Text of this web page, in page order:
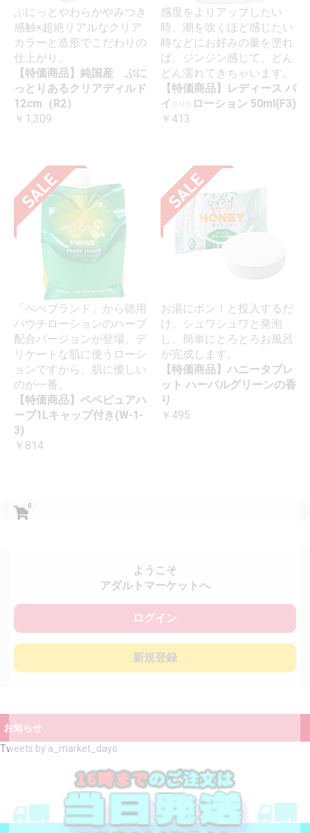
0
ようこそ
アダルトマーケットへ
ログイン
新規登録
お知らせ
Tweets by a_market_dayo
ぷにっとやわらかやみつき
感触×超絶リアルなクリア
カラーと造形でこだわりの
仕上がり。
【特価商品】純国産 ぷに
っとりあるクリアディルド
12cm（R2）
￥1,309
感度をよりアップしたい
時、潮を吹くほど感じたい
時などにお好みの量を塗れ
ば、ジンジン感じて、どん
どん濡れてきちゃいます。
【特価商品】レディース バ
イ○○○ローション 50ml(F3)
￥413
「ぺぺブランド」から徳用
パウチローションのハーブ
配合バージョンが登場。デ
リケートな肌に使うローシ
ョンですから、肌に優しい
のが一番。
【特価商品】ペペピュアハ
ーブ1Lキャップ付き(W-1-
3)
￥814
お湯にポン！と投入するだ
け。シュワシュワと発泡
し、簡単にとろとろお風呂
が完成します。
【特価商品】ハニータブレ
ット ハーバルグリーンの香
り
￥495